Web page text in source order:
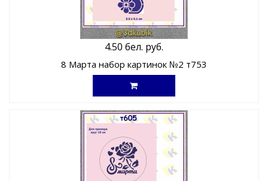
4.50 бел. руб.
8 Марта набор картинок №2 т753